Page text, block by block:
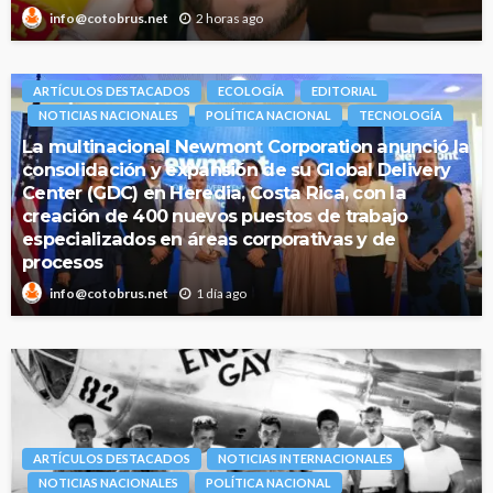
info@cotobrus.net 2 horas ago
ARTÍCULOS DESTACADOS ECOLOGÍA
EDITORIAL
NOTICIAS NACIONALES
POLÍTICA NACIONAL TECNOLOGÍA
La multinacional Newmont Corporation anunció la
consolidación y expansión de su Global Delivery
Center (GDC) en Heredia, Costa Rica, con la
creación de 400 nuevos puestos de trabajo
especializados en áreas corporativas y de
procesos
info@cotobrus.net 1 día ago
ARTÍCULOS DESTACADOS
NOTICIAS INTERNACIONALES
NOTICIAS NACIONALES
POLÍTICA NACIONAL